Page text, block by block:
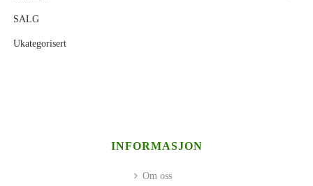
SALG
Ukategorisert
INFORMASJON
Om oss